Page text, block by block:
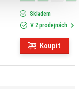
Skladem
V 2 prodejnách
Koupit